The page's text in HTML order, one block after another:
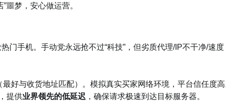
噩梦，安心做运营。
门手机。手动党永远抢不过“科技”，但劣质代理/IP不干净/速度
最好与收货地址匹配）。模拟真实买家网络环境，平台信任度
提供业界领先的低延迟 ，确保请求极速到达目标服务器。